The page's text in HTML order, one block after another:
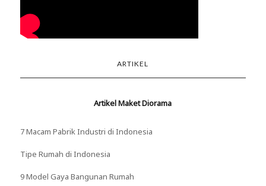
ARTIKEL
Artikel Maket Diorama
7 Macam Pabrik Industri di Indonesia
Tipe Rumah di Indonesia
9 Model Gaya Bangunan Rumah